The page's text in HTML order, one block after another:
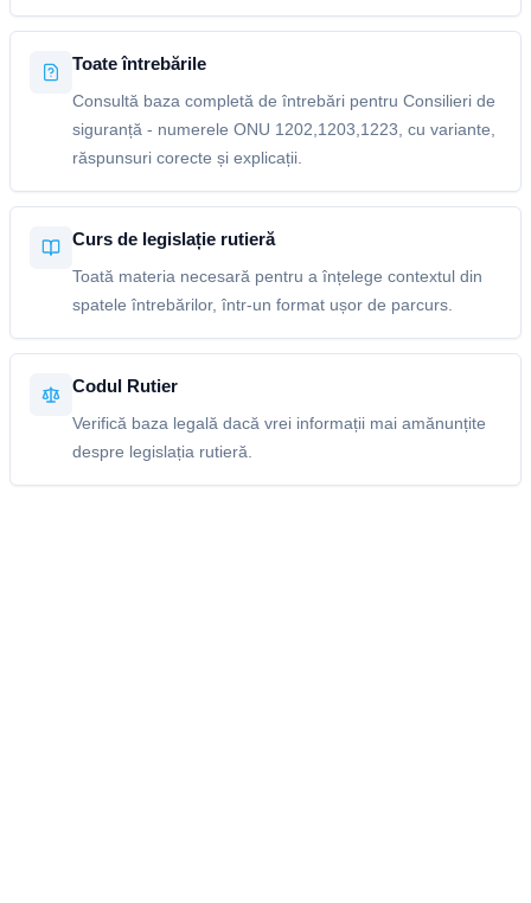
Toate întrebările
Consultă baza completă de întrebări pentru Consilieri de
siguranță - numerele ONU 1202,1203,1223, cu variante,
răspunsuri corecte și explicații.
Curs de legislație rutieră
Toată materia necesară pentru a înțelege contextul din
spatele întrebărilor, într-un format ușor de parcurs.
Codul Rutier
Verifică baza legală dacă vrei informații mai amănunțite
despre legislația rutieră.